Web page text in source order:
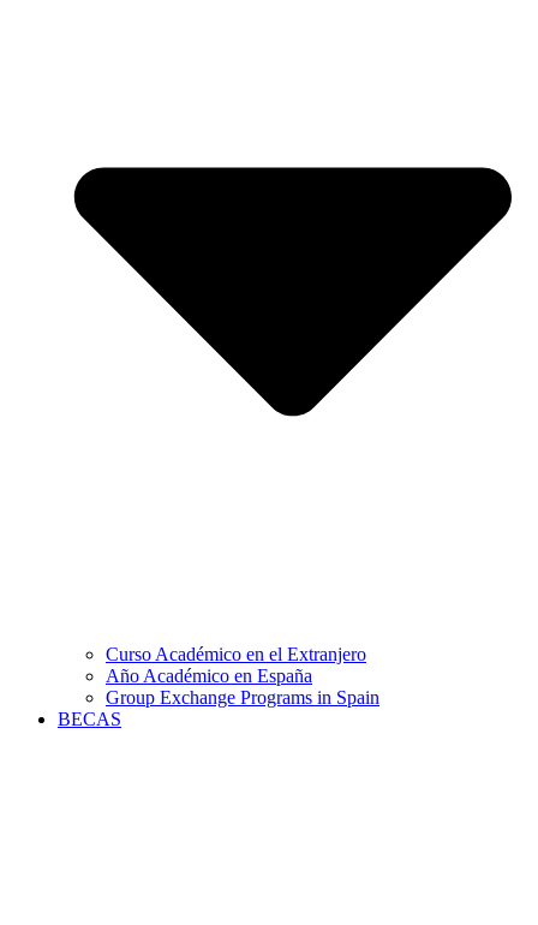
Curso Académico en el Extranjero
Año Académico en España
Group Exchange Programs in Spain
BECAS